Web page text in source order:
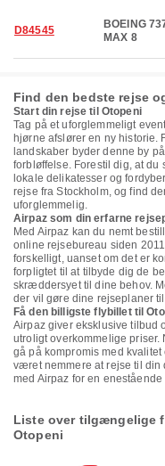
D84545
BOEING
MAX 8
Find den bedste rejse
Start din rejse til Otopeni
Tag på et uforglemmeligt
hjørne afslører en ny historie.
landskaber byder denne by
forbløffelse. Forestil dig, at du
lokale delikatesser og
rejse fra Stockholm, og find
uforglemmelig.
Airpaz som din erfarne
Med Airpaz kan du nemt
online rejsebureau siden
forskelligt, uanset om det er
forpligtet til at tilbyde dig de
skræddersyet til dine behov.
der vil gøre dine rejseplaner
Få den billigste flybillet til
Airpaz giver eksklusive tilbud
utroligt overkommelige
gå på kompromis med
været nemmere at rejse til din
med Airpaz for en
Liste over tilgængelige
Otopeni